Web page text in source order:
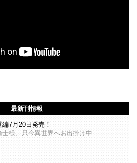
最新刊情報
編7月20日発売！
士様、只今異世界へお出掛け中